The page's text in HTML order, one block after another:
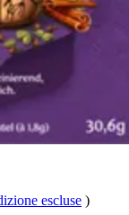
escluse )